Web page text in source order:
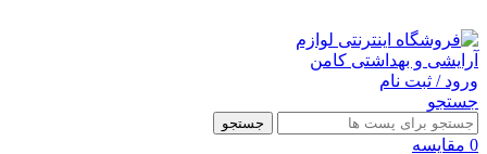
ورود / ثبت نام
جستجو
جستجو
0 مقايسه